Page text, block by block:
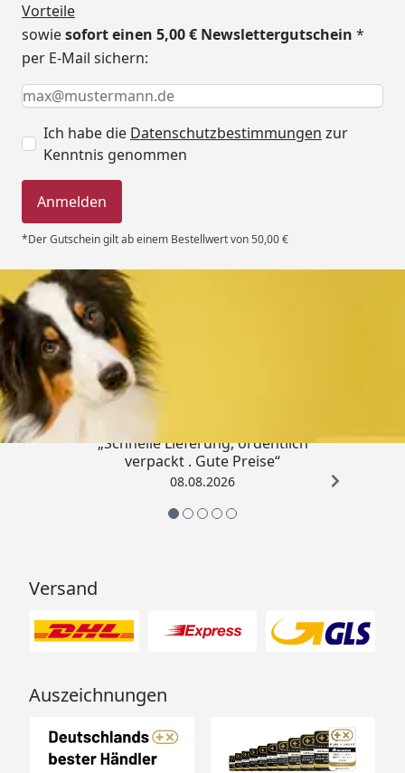
Vorteile
sowiesofort einen 5,00 € Newslettergutschein *
per E-Mail sichern:
Keine Eingabe erforderlich
Eingabe erforderlich
E-Mail *
Ich habe die Datenschutzbestimmungen zur
Kenntnis genommen
Anmelden
*Der Gutschein gilt ab einem Bestellwert von 50,00 €
Trusted Shops
„Schnelle Lieferung, ordentlich
verpackt . Gute Preise“
08.08.2026
Versand
Auszeichnungen